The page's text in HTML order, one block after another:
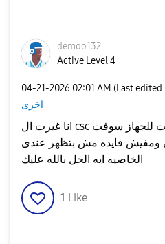
demoo132
Active Level 4
‎04-21-2026 02:01 AM (Last edited
اخرى
انا غيرت ال csc إلى دولة مصر وكمان عملت للجهاز سوفت
ومفيش فايده مش بتظهر عندى
الخاصيه ايه الحل بالله عليك
1 Like